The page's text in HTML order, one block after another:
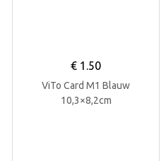
€ 1.50
ViTo Card M1 Blauw
10,3×8,2cm